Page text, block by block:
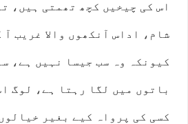
اس کی چیخیں کچھ تھمتی ہیں،
شام، اداس آنکھوں والا غریب
کیونکہ وہ سب جیسا نہیں ہے،
باتوں میں لگا رہتا ہے، لوگ
کسی کی پرواہ کیے بغیر